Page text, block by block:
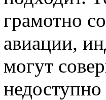
грамотно
авиации,
могут